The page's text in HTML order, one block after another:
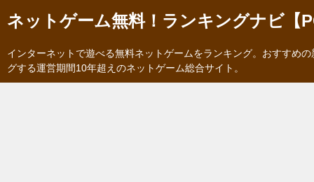
ネットゲーム無料！ランキングナビ【
インターネットで遊べる無料ネットゲームをランキング。おすすめ
グする運営期間10年超えのネットゲーム総合サイト。